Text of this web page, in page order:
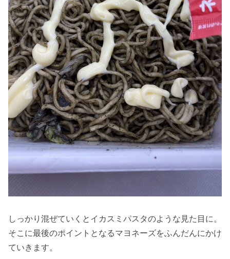
しっかり混ぜていくとイカスミパスタのような見た目に。
そこに最後のポイントとなるマヨネーズをふんだんにかけ
ていきます。